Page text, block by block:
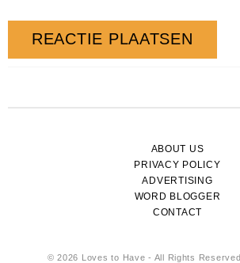
ABOUT US
PRIVACY POLICY
ADVERTISING
WORD BLOGGER
CONTACT
© 2026 Loves to Have - All Rights